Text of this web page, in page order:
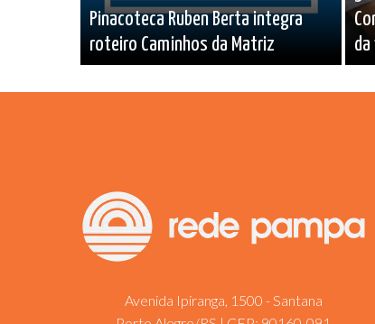
Pinacoteca Ruben Berta integra
roteiro Caminhos da Matriz
Avenida Ipiranga, 1500 - Santana